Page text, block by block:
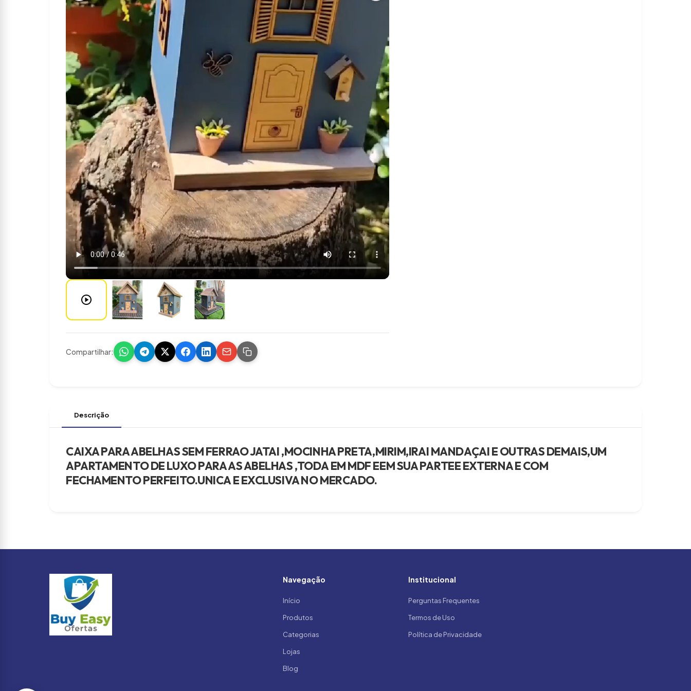
play_circle
Compartilhar:
Descrição
CAIXA PARA ABELHAS SEM FERRAO JATAI ,MOCINHA PRETA,MIRIM,IRAI MANDAÇAI E OUTRAS DEMAIS,UM
APARTAMENTO DE LUXO PARA AS ABELHAS ,TODA EM MDF EEM SUA PARTEE EXTERNA E COM
FECHAMENTO PERFEITO.UNICA E EXCLUSIVA NO MERCADO.
Navegação
Início
Produtos
Categorias
Lojas
Blog
Institucional
Perguntas Frequentes
Termos de Uso
Política de Privacidade